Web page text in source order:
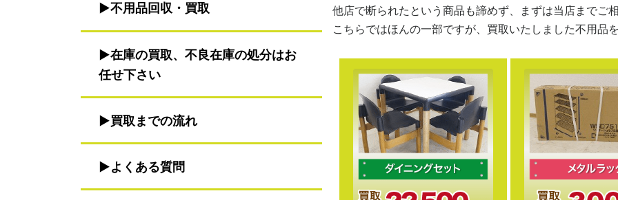
不用品回収・買取
在庫の買取、不良在庫の処分はお
任せ下さい
買取までの流れ
よくある質問
他店で断られたという商品も諦めず、まずは当店までご
こちらではほんの一部ですが、買取いたしました不用品